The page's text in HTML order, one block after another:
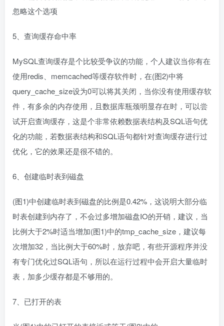
忽略这个选项
5、查询缓存命中率
MySQL查询缓存是个比较受争议的功能，个人建议当你有在
使用redis、memcached等缓存软件时，在(图2)中将
query_cache_size设为0可以将其关闭，当你没有使用缓存软
件，有多余的内存使用，且数据库瓶颈明显存在时，可以尝
试开启查询缓存，这是个非常依赖数据表结构及SQL语句优
化的功能，若数据表结构和SQL语句都针对查询缓存进行过
优化，它的效果还是很不错的。
6、创建临时表到磁盘
(图1)中创建临时表到磁盘的比例是0.42%，这说明大部分临
时表创建到内存了，不会过多增加磁盘IO的开销，建议，当
比例大于2%时适当增加(图1)中的tmp_cache_size，建议每
次增加32，当比例大于60%时，放弃吧，有些开源程序并没
有专门优化过SQL语句，所以在运行过程中会开启大量临时
表，加多少缓存都是不够用的。
7、已打开的表